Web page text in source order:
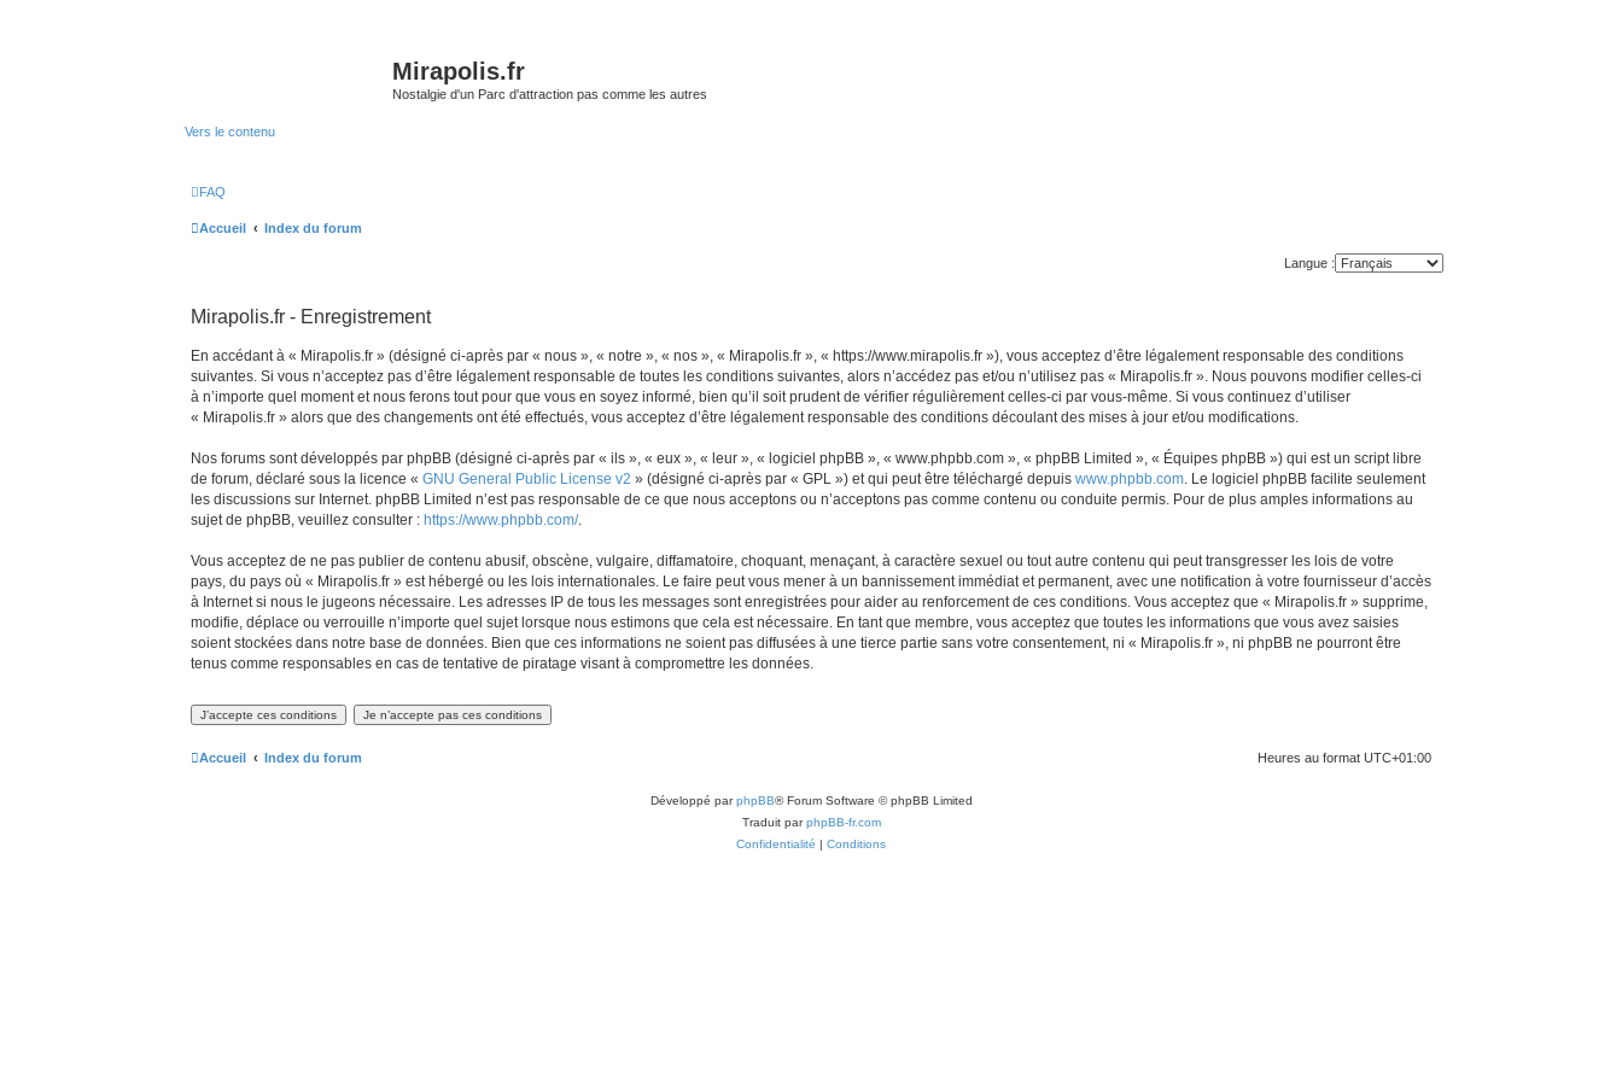
Mirapolis.fr
Nostalgie d'un Parc d'attraction pas comme les autres
Vers le contenu
FAQ
Accueil Index du forum
Langue :
Mirapolis.fr - Enregistrement
En accédant à « Mirapolis.fr » (désigné ci-après par « nous », « notre », « nos », « Mirapolis.fr », « https://www.mirapolis.fr »), vous acceptez d’être légalement responsable des conditions
suivantes. Si vous n’acceptez pas d’être légalement responsable de toutes les conditions suivantes, alors n’accédez pas et/ou n’utilisez pas « Mirapolis.fr ». Nous pouvons modifier celles-ci
à n’importe quel moment et nous ferons tout pour que vous en soyez informé, bien qu’il soit prudent de vérifier régulièrement celles-ci par vous-même. Si vous continuez d’utiliser
« Mirapolis.fr » alors que des changements ont été effectués, vous acceptez d’être légalement responsable des conditions découlant des mises à jour et/ou modifications.
Nos forums sont développés par phpBB (désigné ci-après par « ils », « eux », « leur », « logiciel phpBB », « www.phpbb.com », « phpBB Limited », « Équipes phpBB ») qui est un script libre
de forum, déclaré sous la licence « GNU General Public License v2 » (désigné ci-après par « GPL ») et qui peut être téléchargé depuis www.phpbb.com . Le logiciel phpBB facilite seulement
les discussions sur Internet. phpBB Limited n’est pas responsable de ce que nous acceptons ou n’acceptons pas comme contenu ou conduite permis. Pour de plus amples informations au
sujet de phpBB, veuillez consulter : https://www.phpbb.com/.
Vous acceptez de ne pas publier de contenu abusif, obscène, vulgaire, diffamatoire, choquant, menaçant, à caractère sexuel ou tout autre contenu qui peut transgresser les lois de votre
pays, du pays où « Mirapolis.fr » est hébergé ou les lois internationales. Le faire peut vous mener à un bannissement immédiat et permanent, avec une notification à votre fournisseur d’accès
à Internet si nous le jugeons nécessaire. Les adresses IP de tous les messages sont enregistrées pour aider au renforcement de ces conditions. Vous acceptez que « Mirapolis.fr » supprime,
modifie, déplace ou verrouille n’importe quel sujet lorsque nous estimons que cela est nécessaire. En tant que membre, vous acceptez que toutes les informations que vous avez saisies
soient stockées dans notre base de données. Bien que ces informations ne soient pas diffusées à une tierce partie sans votre consentement, ni « Mirapolis.fr », ni phpBB ne pourront être
tenus comme responsables en cas de tentative de piratage visant à compromettre les données.
Accueil Index du forum Heures au format UTC+01:00
Développé parphpBB® Forum Software © phpBB Limited
Traduit parphpBB-fr.com
Confidentialité | Conditions